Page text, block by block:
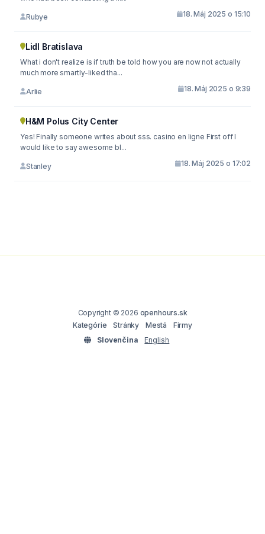
Rubye 18. Máj 2025 o 15:10
Lidl Bratislava
What i don't realize is if truth be told how you are now not actually
much more smartly-liked tha...
Arlie 18. Máj 2025 o 9:39
H&M Polus City Center
Yes! Finally someone writes about sss. casino en ligne First off I
would like to say awesome bl...
Stanley 18. Máj 2025 o 17:02
Copyright © 2026 openhours.sk
Kategórie
Stránky Mestá
Firmy
Slovenčina
English